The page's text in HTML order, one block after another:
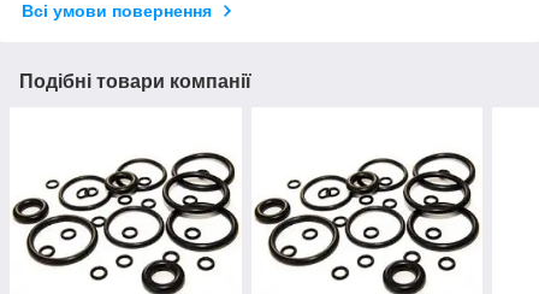
Всі умови повернення
Подібні товари компанії